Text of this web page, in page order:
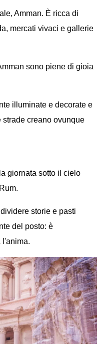
Amman. È ricca di
mercati vivaci e gallerie
sono piene di gioia
illuminate e decorate e
strade creano ovunque
giornata sotto il cielo
storie e pasti
del posto: è
l'anima.